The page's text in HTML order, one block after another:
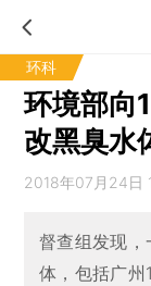
环科
环境部向
改黑臭水
2018年07月24日
督查组发现
体，包括广